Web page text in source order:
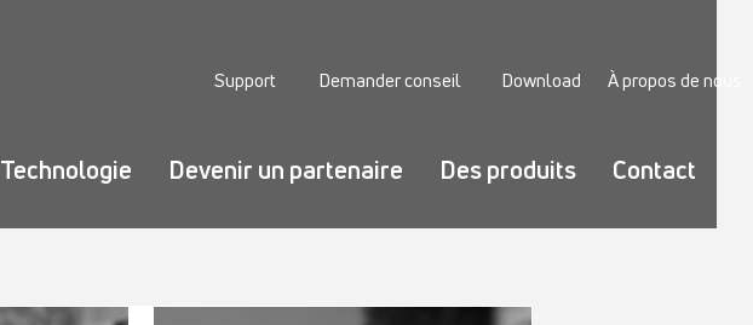
Support Demander conseil Download À propos de nous
Technologie Devenir un partenaire Des produits Contact